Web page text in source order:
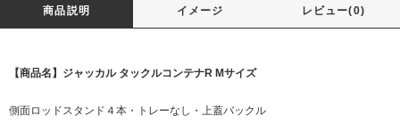
商品説明 イメージ レビュー(0)
【商品名】ジャッカル タックルコンテナR Mサイズ
側面ロッドスタンド４本・トレーなし・上蓋バックル